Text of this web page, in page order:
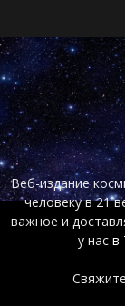
Веб-издание
человеку в 21
важное и
у нас в